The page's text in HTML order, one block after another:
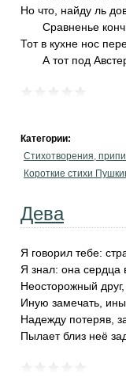
Но что, найду ль
Сравненье
Тот в кухне нос
А тот под
Категории:
Стихотворения,
Короткие стихи
Дева
Я говорил тебе:
Я знал: она сердца
Неосторожный
Иную замечать,
Надежду потеряв,
Пылает близ неё